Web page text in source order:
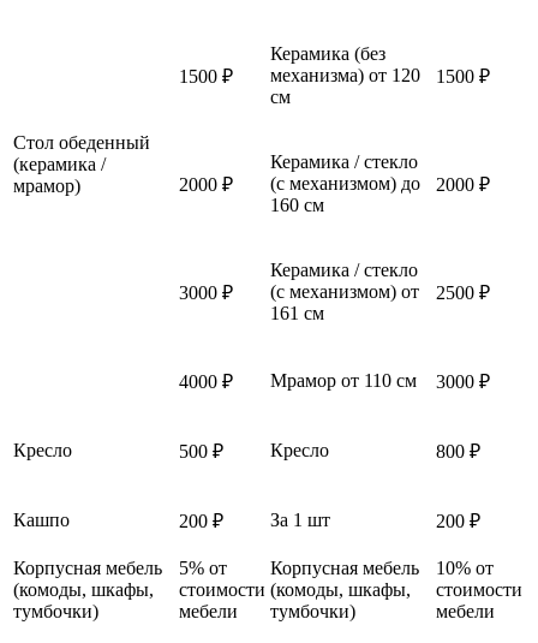
Стол обеденный
(керамика /
мрамор)
1500 ₽
Керамика (без
механизма) от 120
см
1500 ₽
2000 ₽
Керамика / стекло
(с механизмом) до
160 см
2000 ₽
3000 ₽
Керамика / стекло
(с механизмом) от
161 см
2500 ₽
4000 ₽ Мрамор от 110 см 3000 ₽
Кресло 500 ₽ Кресло 800 ₽
Кашпо 200 ₽ За 1 шт 200 ₽
Корпусная мебель
(комоды, шкафы,
тумбочки)
5% от
стоимости
мебели
Корпусная мебель
(комоды, шкафы,
тумбочки)
10% от
стоимости
мебели